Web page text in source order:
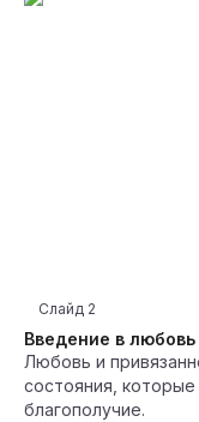
Введение в
Слайд 2
Любовь и
состояния,
благополучие.